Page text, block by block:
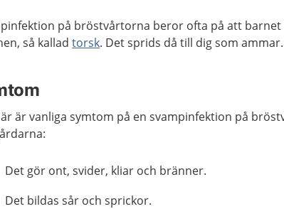
på bröstvårtorna beror ofta på att
så kalladtorsk. Det sprids då till dig som ammar.
är vanliga symtom på en svampinfektion på
Det gör ont, svider, kliar och bränner.
Det bildas sår och sprickor.